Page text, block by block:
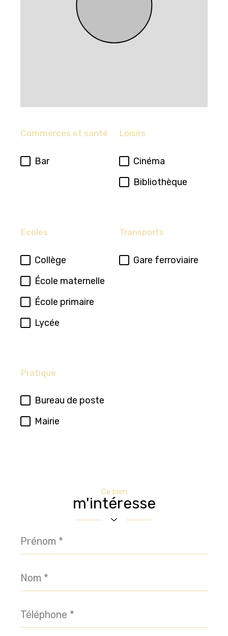
Commerces et santé
Bar
Loisirs
Cinéma
Bibliothèque
Ecoles
Collège
École maternelle
École primaire
Lycée
Transports
Gare ferroviaire
Pratique
Bureau de poste
Mairie
Ce bien
m'intéresse
Prénom
Nom
Téléphone